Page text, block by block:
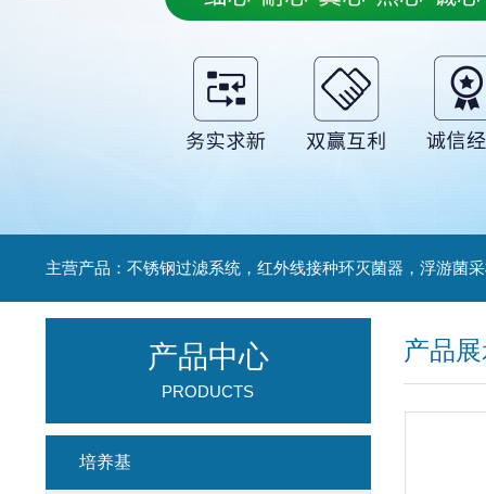
产品
产品中心
PRODUCTS
培养基